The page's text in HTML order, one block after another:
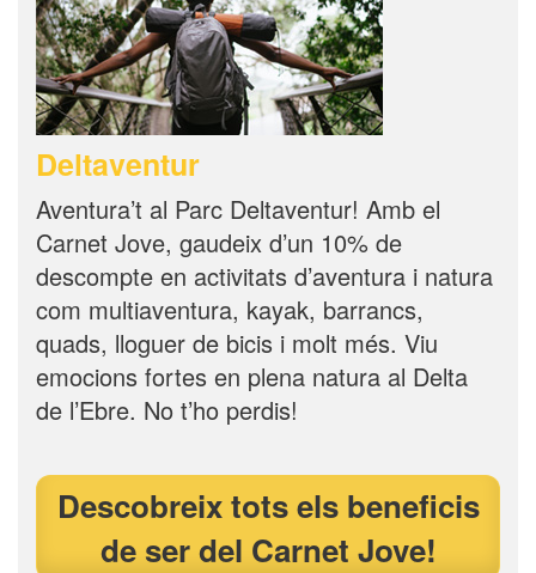
Deltaventur
Aventura’t al Parc Deltaventur! Amb el
Carnet Jove, gaudeix d’un 10% de
descompte en activitats d’aventura i natura
com multiaventura, kayak, barrancs,
quads, lloguer de bicis i molt més. Viu
emocions fortes en plena natura al Delta
de l’Ebre. No t’ho perdis!
Descobreix tots els beneficis
de ser del Carnet Jove!